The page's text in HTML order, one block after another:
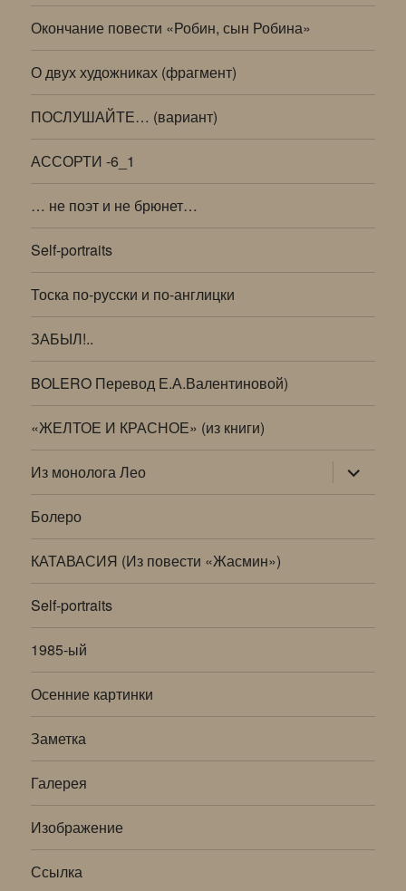
Окончание повести «Робин, сын Робина»
О двух художниках (фрагмент)
ПОСЛУШАЙТЕ… (вариант)
АССОРТИ -6_1
… не поэт и не брюнет…
Self-portraits
Тоска по-русски и по-англицки
ЗАБЫЛ!..
BOLERO Перевод Е.А.Валентиновой)
«ЖЕЛТОЕ И КРАСНОЕ» (из книги)
Из монолога Лео раскрыть
дочернее
меню
Болеро
КАТАВАСИЯ (Из повести «Жасмин»)
Self-portraits
1985-ый
Осенние картинки
Заметка
Галерея
Изображение
Ссылка